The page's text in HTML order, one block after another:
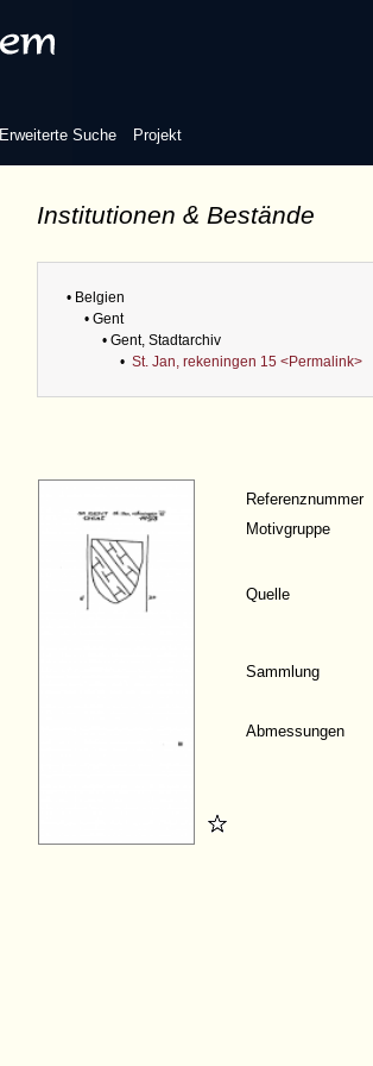
Erweiterte Suche Projekt
Institutionen & Bestände
• Belgien
• Gent
• Gent, Stadtarchiv
•St. Jan, rekeningen 15 <Permalink>
Referenznummer
Motivgruppe
Quelle
Sammlung
Abmessungen